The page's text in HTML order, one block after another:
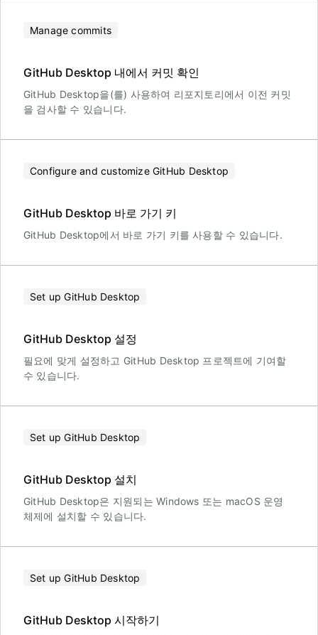
Manage commits
GitHub Desktop 내에서 커밋 확인
GitHub Desktop을(를) 사용하여 리포지토리에서 이전 커밋
을 검사할 수 있습니다.
Configure and customize GitHub Desktop
GitHub Desktop 바로 가기 키
GitHub Desktop에서 바로 가기 키를 사용할 수 있습니다.
Set up GitHub Desktop
GitHub Desktop 설정
필요에 맞게 설정하고 GitHub Desktop 프로젝트에 기여할
수 있습니다.
Set up GitHub Desktop
GitHub Desktop 설치
GitHub Desktop은 지원되는 Windows 또는 macOS 운영
체제에 설치할 수 있습니다.
Set up GitHub Desktop
GitHub Desktop 시작하기